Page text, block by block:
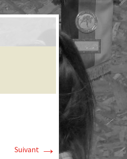
Suivant →